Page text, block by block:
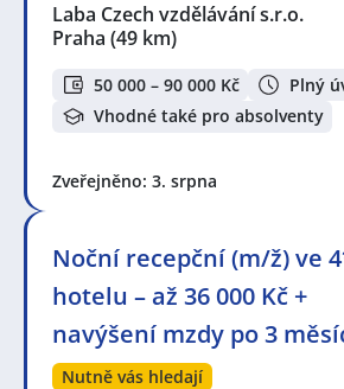
Laba Czech vzdělávání s.r.o.
Praha (49 km)
50 000 – 90 000 Kč
Plný
Vhodné také pro absolventy
Zveřejněno: 3. srpna
Noční recepční (m/ž) ve
hotelu – až 36 000 Kč +
navýšení mzdy po 3
Nutně vás hledají